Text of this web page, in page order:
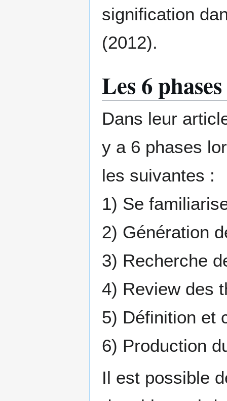
signification
(2012).
Les 6
Dans leur
y a 6 phases
les suivantes :
1) Se
2) Génération
3) Recherche
4) Review des
5) Définition et
6) Production
Il est possible